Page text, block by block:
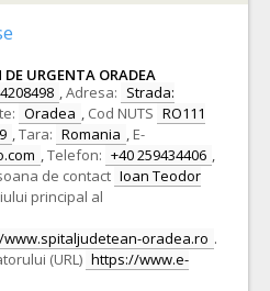
URGENTA ORADEA
4208498 ,Adresa: Strada:
Oradea , Cod NUTS RO111
,Tara: Romania , E-
,Telefon: +40 259434406 ,
de contact Ioan Teodor
principal al
oradea.ro .
(URL) https://www.e-